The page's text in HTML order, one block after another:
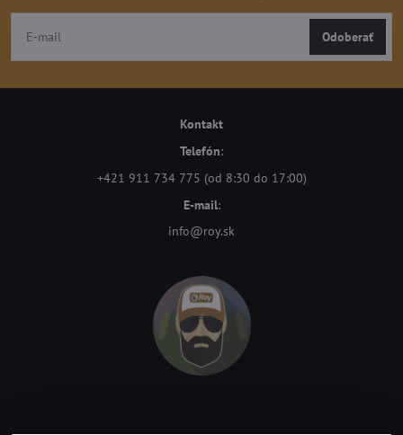
Odoberať
Kontakt
Telefón:
+421 911 734 775 (od 8:30 do 17:00)
E-mail:
info@roy.sk